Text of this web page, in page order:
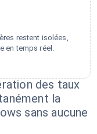
restent isolées,
en temps réel.
des taux
la
sans aucune